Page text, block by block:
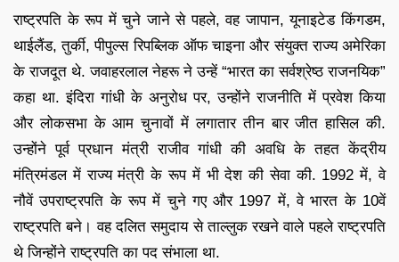
राष्ट्रपति के रूप में चुने जाने से पहले, वह जापान, यूनाइटेड किंगडम,
थाईलैंड, तुर्की, पीपुल्स रिपब्लिक ऑफ चाइना और संयुक्त राज्य अमेरिका
के राजदूत थे. जवाहरलाल नेहरू ने उन्हें “भारत का सर्वश्रेष्ठ राजनयिक”
कहा था. इंदिरा गांधी के अनुरोध पर, उन्होंने राजनीति में प्रवेश किया
और लोकसभा के आम चुनावों में लगातार तीन बार जीत हासिल की.
उन्होंने पूर्व प्रधान मंत्री राजीव गांधी की अवधि के तहत केंद्रीय
मंत्रिमंडल में राज्य मंत्री के रूप में भी देश की सेवा की. 1992 में, वे
नौवें उपराष्ट्रपति के रूप में चुने गए और 1997 में, वे भारत के 10वें
राष्ट्रपति बने। वह दलित समुदाय से ताल्लुक रखने वाले पहले राष्ट्रपति
थे जिन्होंने राष्ट्रपति का पद संभाला था.